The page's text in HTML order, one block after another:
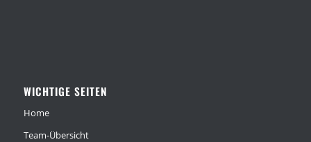
WICHTIGE SEITEN
Home
Team-Übersicht